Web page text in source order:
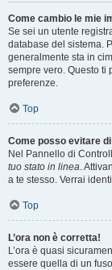
Come cambio le mie
Se sei un utente
database del sistema.
generalmente sta in
sempre vero. Questo ti
preferenze.
Top
Come posso evitare
Nel Pannello di
tuo stato in linea.
a te stesso. Verrai
Top
L’ora non è corretta!
L’ora è quasi
essere quella di un